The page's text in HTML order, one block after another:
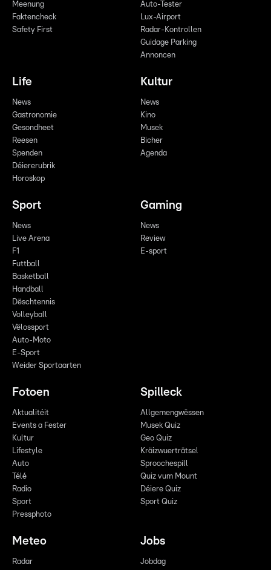
Meenung
Faktencheck
Safety First
Auto-Tester
Lux-Airport
Radar-Kontrollen
Guidage Parking
Annoncen
Life
News
Gastronomie
Gesondheet
Reesen
Spenden
Déiererubrik
Horoskop
Kultur
News
Kino
Musek
Bicher
Agenda
Sport
News
Live Arena
F1
Futtball
Basketball
Handball
Dëschtennis
Volleyball
Vëlossport
Auto-Moto
E-Sport
Weider Sportaarten
Gaming
News
Review
E-sport
Fotoen
Aktualitéit
Events a Fester
Kultur
Lifestyle
Auto
Télé
Radio
Sport
Pressphoto
Spilleck
Allgemengwëssen
Musek Quiz
Geo Quiz
Kräizwuerträtsel
Sproochespill
Quiz vum Mount
Déiere Quiz
Sport Quiz
Meteo
Radar
Jobs
Jobdag